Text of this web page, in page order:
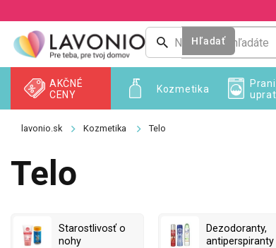
na
obsah
Hľadať
Kozmetika
AKČNÉ
CENY
Kozmetika Telo
Telo
Starostlivosť o
nohy
Dezodoranty,
antiperspiranty